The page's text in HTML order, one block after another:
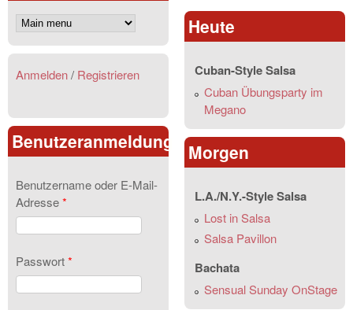
Anmelden/ Registrieren
Benutzeranmeldung
Benutzername oder E-Mail-
Adresse*
Passwort*
Heute
Cuban-Style Salsa
Cuban Übungsparty im
Megano
Morgen
L.A./N.Y.-Style Salsa
Lost in Salsa
Salsa Pavillon
Bachata
Sensual Sunday OnStage